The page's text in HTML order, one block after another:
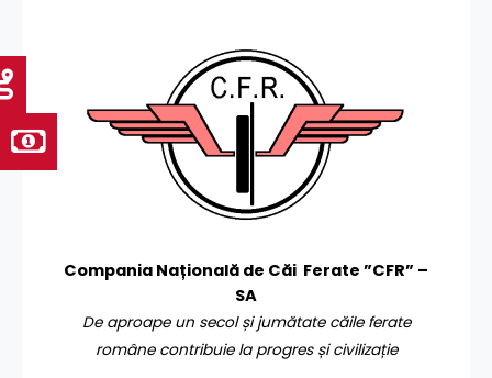
Compania Națională de Căi Ferate ”CFR” –
SA
De aproape un secol și jumătate căile ferate
române contribuie la progres și civilizație